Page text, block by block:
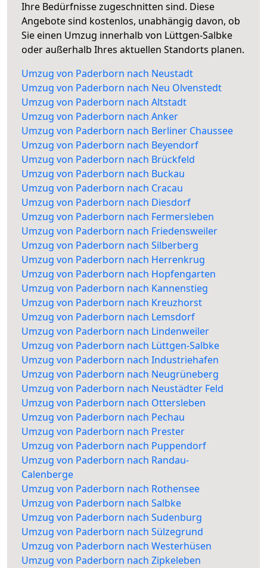
Ihre Bedürfnisse zugeschnitten sind. Diese
Angebote sind kostenlos, unabhängig davon, ob
Sie einen Umzug innerhalb von Lüttgen-Salbke
oder außerhalb Ihres aktuellen Standorts planen.
Umzug von Paderborn nach Neustadt
Umzug von Paderborn nach Neu Olvenstedt
Umzug von Paderborn nach Altstadt
Umzug von Paderborn nach Anker
Umzug von Paderborn nach Berliner Chaussee
Umzug von Paderborn nach Beyendorf
Umzug von Paderborn nach Brückfeld
Umzug von Paderborn nach Buckau
Umzug von Paderborn nach Cracau
Umzug von Paderborn nach Diesdorf
Umzug von Paderborn nach Fermersleben
Umzug von Paderborn nach Friedensweiler
Umzug von Paderborn nach Silberberg
Umzug von Paderborn nach Herrenkrug
Umzug von Paderborn nach Hopfengarten
Umzug von Paderborn nach Kannenstieg
Umzug von Paderborn nach Kreuzhorst
Umzug von Paderborn nach Lemsdorf
Umzug von Paderborn nach Lindenweiler
Umzug von Paderborn nach Lüttgen-Salbke
Umzug von Paderborn nach Industriehafen
Umzug von Paderborn nach Neugrüneberg
Umzug von Paderborn nach Neustädter Feld
Umzug von Paderborn nach Ottersleben
Umzug von Paderborn nach Pechau
Umzug von Paderborn nach Prester
Umzug von Paderborn nach Puppendorf
Umzug von Paderborn nach Randau-
Calenberge
Umzug von Paderborn nach Rothensee
Umzug von Paderborn nach Salbke
Umzug von Paderborn nach Sudenburg
Umzug von Paderborn nach Sülzegrund
Umzug von Paderborn nach Westerhüsen
Umzug von Paderborn nach Zipkeleben